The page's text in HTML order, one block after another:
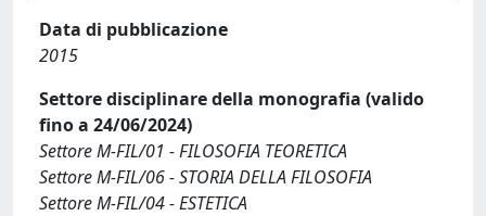
Data di pubblicazione
2015
Settore disciplinare della monografia (valido
fino a 24/06/2024)
Settore M-FIL/01 - FILOSOFIA TEORETICA
Settore M-FIL/06 - STORIA DELLA FILOSOFIA
Settore M-FIL/04 - ESTETICA